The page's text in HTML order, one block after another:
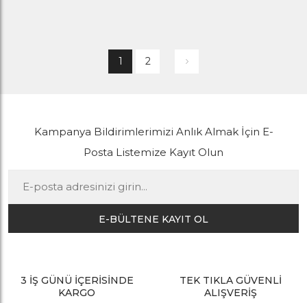
1 2
Kampanya Bildirimlerimizi Anlık Almak İçin E-
Posta Listemize Kayıt Olun
E-BÜLTENE KAYIT OL
3 İŞ GÜNÜ İÇERİSİNDE
KARGO
TEK TIKLA GÜVENLİ
ALIŞVERİŞ